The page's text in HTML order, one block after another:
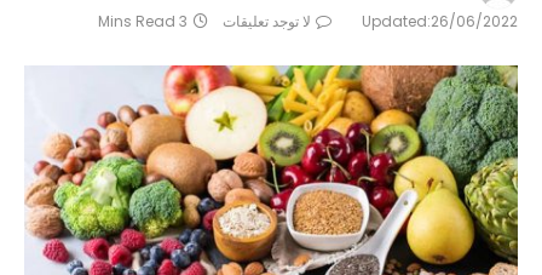
Updated:26/06/2022 لا توجد تعليقات 3 Mins Read